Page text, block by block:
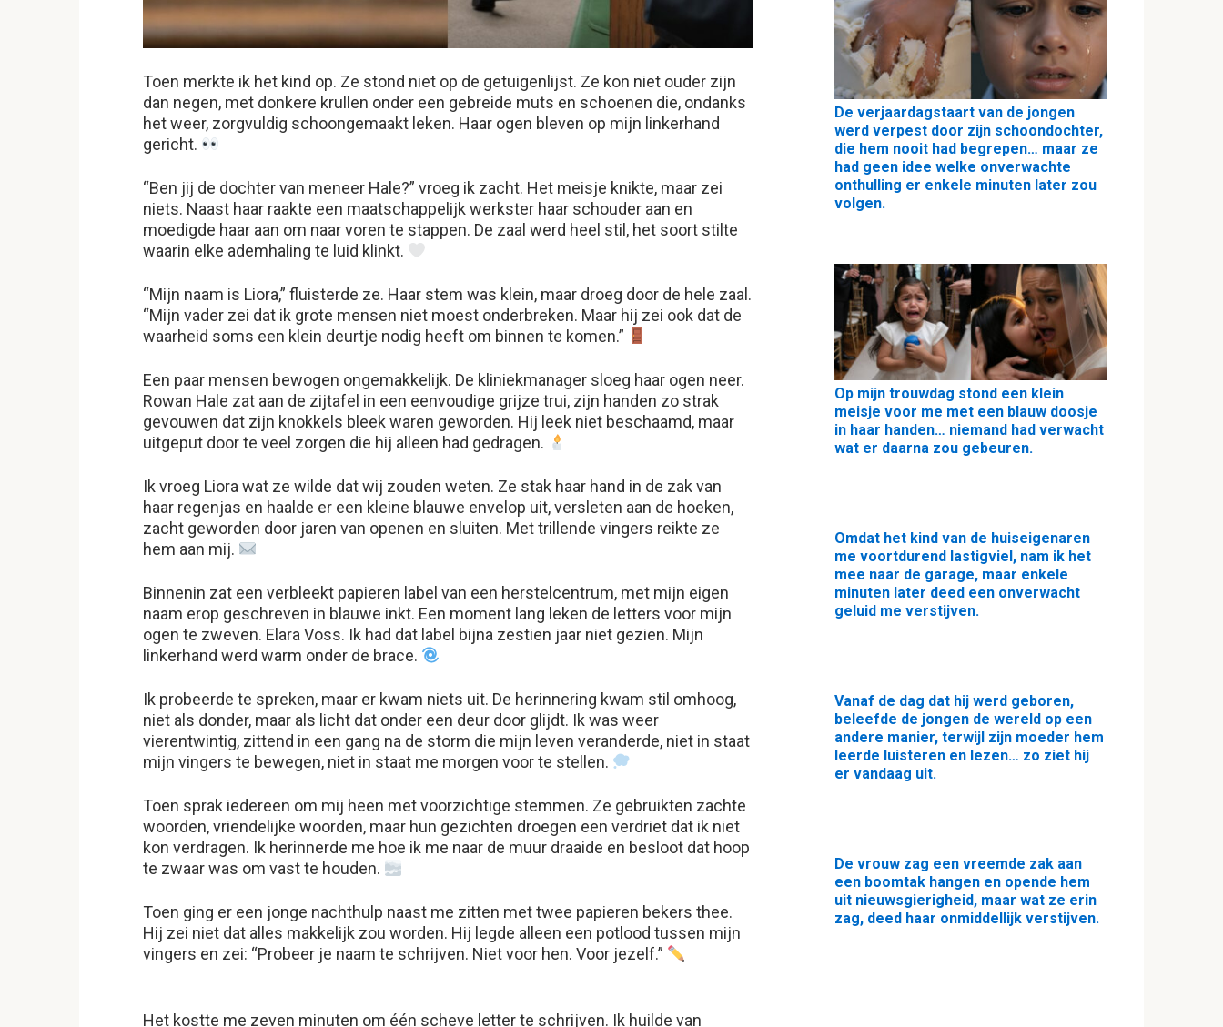
Toen merkte ik het kind op. Ze stond niet op de getuigenlijst. Ze kon niet ouder zijn
dan negen, met donkere krullen onder een gebreide muts en schoenen die, ondanks
het weer, zorgvuldig schoongemaakt leken. Haar ogen bleven op mijn linkerhand
gericht.
“Ben jij de dochter van meneer Hale?” vroeg ik zacht. Het meisje knikte, maar zei
niets. Naast haar raakte een maatschappelijk werkster haar schouder aan en
moedigde haar aan om naar voren te stappen. De zaal werd heel stil, het soort stilte
waarin elke ademhaling te luid klinkt.
“Mijn naam is Liora,” fluisterde ze. Haar stem was klein, maar droeg door de hele zaal.
“Mijn vader zei dat ik grote mensen niet moest onderbreken. Maar hij zei ook dat de
waarheid soms een klein deurtje nodig heeft om binnen te komen.”
Een paar mensen bewogen ongemakkelijk. De kliniekmanager sloeg haar ogen neer.
Rowan Hale zat aan de zijtafel in een eenvoudige grijze trui, zijn handen zo strak
gevouwen dat zijn knokkels bleek waren geworden. Hij leek niet beschaamd, maar
uitgeput door te veel zorgen die hij alleen had gedragen.
Ik vroeg Liora wat ze wilde dat wij zouden weten. Ze stak haar hand in de zak van
haar regenjas en haalde er een kleine blauwe envelop uit, versleten aan de hoeken,
zacht geworden door jaren van openen en sluiten. Met trillende vingers reikte ze
hem aan mij.
Binnenin zat een verbleekt papieren label van een herstelcentrum, met mijn eigen
naam erop geschreven in blauwe inkt. Een moment lang leken de letters voor mijn
ogen te zweven. Elara Voss. Ik had dat label bijna zestien jaar niet gezien. Mijn
linkerhand werd warm onder de brace.
Ik probeerde te spreken, maar er kwam niets uit. De herinnering kwam stil omhoog,
niet als donder, maar als licht dat onder een deur door glijdt. Ik was weer
vierentwintig, zittend in een gang na de storm die mijn leven veranderde, niet in staat
mijn vingers te bewegen, niet in staat me morgen voor te stellen.
Toen sprak iedereen om mij heen met voorzichtige stemmen. Ze gebruikten zachte
woorden, vriendelijke woorden, maar hun gezichten droegen een verdriet dat ik niet
kon verdragen. Ik herinnerde me hoe ik me naar de muur draaide en besloot dat hoop
te zwaar was om vast te houden.
Toen ging er een jonge nachthulp naast me zitten met twee papieren bekers thee.
Hij zei niet dat alles makkelijk zou worden. Hij legde alleen een potlood tussen mijn
vingers en zei: “Probeer je naam te schrijven. Niet voor hen. Voor jezelf.”
Het kostte me zeven minuten om één scheve letter te schrijven. Ik huilde van
De verjaardagstaart van de jongen
werd verpest door zijn schoondochter,
die hem nooit had begrepen… maar ze
had geen idee welke onverwachte
onthulling er enkele minuten later zou
volgen.
Op mijn trouwdag stond een klein
meisje voor me met een blauw doosje
in haar handen… niemand had verwacht
wat er daarna zou gebeuren.
Omdat het kind van de huiseigenaren
me voortdurend lastigviel, nam ik het
mee naar de garage, maar enkele
minuten later deed een onverwacht
geluid me verstijven.
Vanaf de dag dat hij werd geboren,
beleefde de jongen de wereld op een
andere manier, terwijl zijn moeder hem
leerde luisteren en lezen… zo ziet hij
er vandaag uit.
De vrouw zag een vreemde zak aan
een boomtak hangen en opende hem
uit nieuwsgierigheid, maar wat ze erin
zag, deed haar onmiddellijk verstijven.